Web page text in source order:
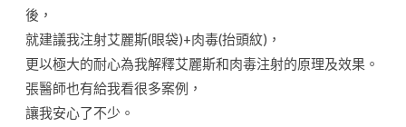
後，
就建議我注射艾麗斯(眼袋)+肉毒(抬頭紋)，
更以極大的耐心為我解釋艾麗斯和肉毒注射的原理及效果。
張醫師也有給我看很多案例，
讓我安心了不少。